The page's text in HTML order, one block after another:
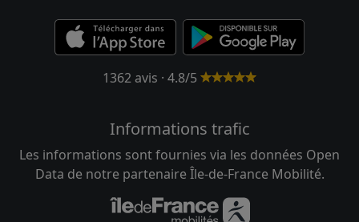
1362 avis · 4.8/5
Informations trafic
Les informations sont fournies via les données Open
Data de notre partenaire Île-de-France Mobilité.